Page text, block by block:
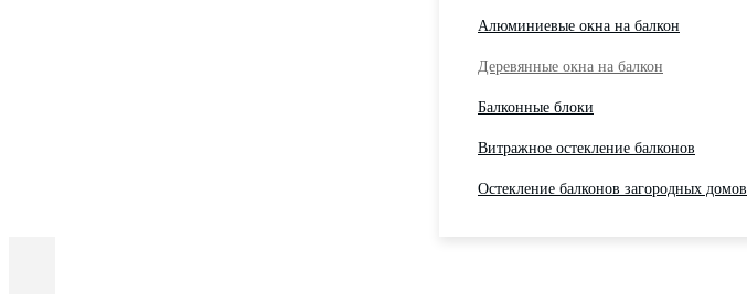
Алюминиевые окна на балкон
Деревянные окна на балкон
Балконные блоки
Витражное остекление балконов
Остекление балконов загородных домов